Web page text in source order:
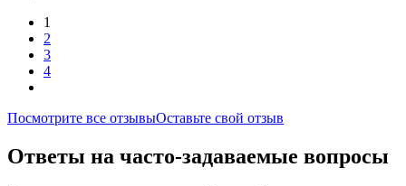
1
2
3
4
Посмотрите все отзывыОставьте свой отзыв
Ответы на часто-задаваемые вопросы